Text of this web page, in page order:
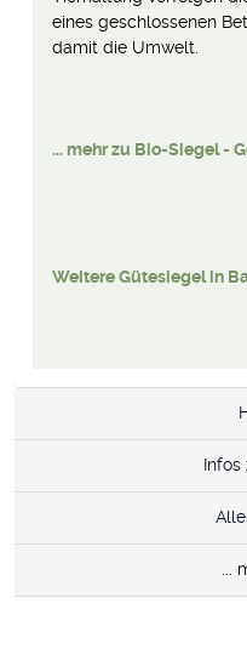
eines geschlossenen
damit die Umwelt.
... mehr zu Bio-Siegel -
Weitere Gütesiegel in
Infos
...